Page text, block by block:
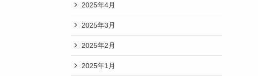
2025年4月
2025年3月
2025年2月
2025年1月